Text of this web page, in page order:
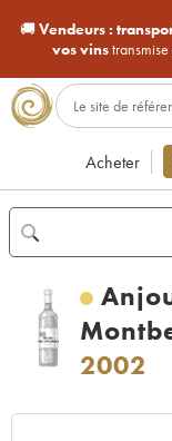
🚚Vendeurs :
vos vins
Acheter
2002